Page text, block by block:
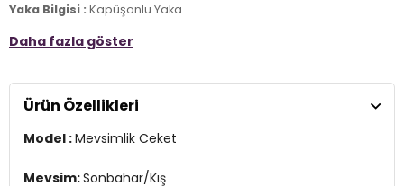
Yaka Bilgisi : Kapüşonlu Yaka
Kapama Bilgisi :Fermuarlı
Cep :Cepli
Kalıp Bilgisi :Regular Fit
Üretim Yeri : Burma
Daha fazla göster
Ürün Özellikleri
Model :Mevsimlik Ceket
Mevsim:Sonbahar/Kış